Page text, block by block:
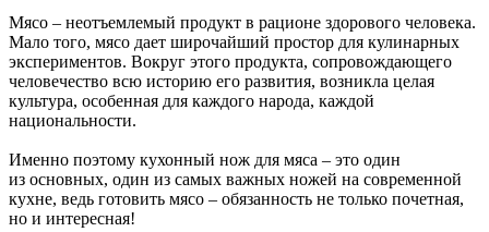
Мясо – неотъемлемый продукт в рационе здорового человека.
Мало того, мясо дает широчайший простор для кулинарных
экспериментов. Вокруг этого продукта, сопровождающего
человечество всю историю его развития, возникла целая
культура, особенная для каждого народа, каждой
национальности.
Именно поэтому кухонный нож для мяса – это один
из основных, один из самых важных ножей на современной
кухне, ведь готовить мясо – обязанность не только почетная,
но и интересная!